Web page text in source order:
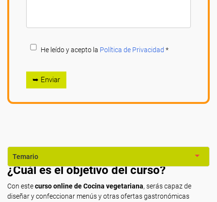
He leído y acepto la Política de Privacidad *
➥ Enviar
Temario
¿Cuál es el objetivo del curso?
Con estecurso online de Cocina vegetariana, serás capaz de
diseñar y confeccionar menús y otras ofertas gastronómicas